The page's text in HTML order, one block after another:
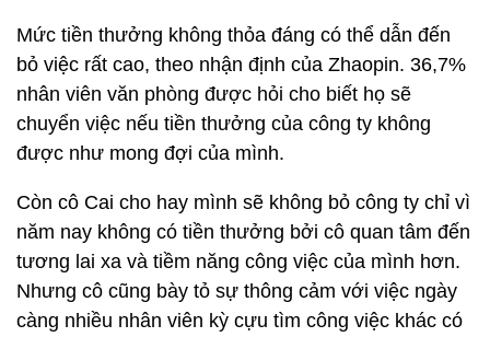
Mức tiền thưởng không thỏa đáng có thể dẫn đến
bỏ việc rất cao, theo nhận định của Zhaopin. 36,7%
nhân viên văn phòng được hỏi cho biết họ sẽ
chuyển việc nếu tiền thưởng của công ty không
được như mong đợi của mình.
Còn cô Cai cho hay mình sẽ không bỏ công ty chỉ vì
năm nay không có tiền thưởng bởi cô quan tâm đến
tương lai xa và tiềm năng công việc của mình hơn.
Nhưng cô cũng bày tỏ sự thông cảm với việc ngày
càng nhiều nhân viên kỳ cựu tìm công việc khác có